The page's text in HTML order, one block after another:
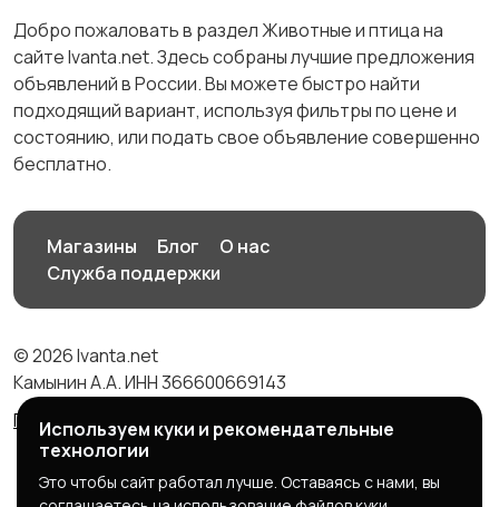
Добро пожаловать в раздел Животные и птица на
сайте Ivanta.net. Здесь собраны лучшие предложения
объявлений в России. Вы можете быстро найти
подходящий вариант, используя фильтры по цене и
состоянию, или подать свое объявление совершенно
бесплатно.
Магазины Блог
О нас
Служба поддержки
© 2026 Ivanta.net
Камынин А.А. ИНН 366600669143
Правила сервиса
Политика конфиденциальности
Используем куки и рекомендательные
технологии
Это чтобы сайт работал лучше. Оставаясь с нами, вы